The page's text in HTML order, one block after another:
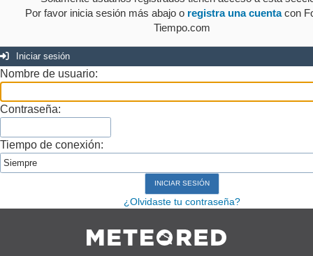
Por favor inicia sesión más abajo o registra una cuentacon
Tiempo.com
Iniciar sesión
Nombre de usuario:
Contraseña:
Tiempo de conexión:
¿Olvidaste tu contraseña?